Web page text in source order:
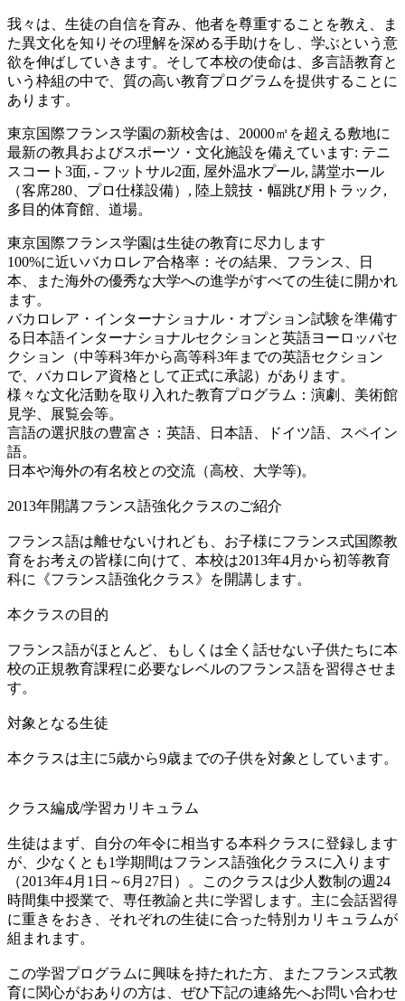
我々は、生徒の自信を育み、他者を尊重することを教え、ま
た異文化を知りその理解を深める手助けをし、学ぶという意
欲を伸ばしていきます。そして本校の使命は、多言語教育と
いう枠組の中で、質の高い教育プログラムを提供することに
あります。
東京国際フランス学園の新校舎は、20000㎡を超える敷地に
最新の教具およびスポーツ・文化施設を備えています: テニ
スコート3面, - フットサル2面, 屋外温水プール, 講堂ホール
（客席280、プロ仕様設備）, 陸上競技・幅跳び用トラック,
多目的体育館、道場。
東京国際フランス学園は生徒の教育に尽力します
100%に近いバカロレア合格率：その結果、フランス、日
本、また海外の優秀な大学への進学がすべての生徒に開かれ
ます。
バカロレア・インターナショナル・オプション試験を準備す
る日本語インターナショナルセクションと英語ヨーロッパセ
クション（中等科3年から高等科3年までの英語セクション
で、バカロレア資格として正式に承認）があります。
様々な文化活動を取り入れた教育プログラム：演劇、美術館
見学、展覧会等。
言語の選択肢の豊富さ：英語、日本語、ドイツ語、スペイン
語。
日本や海外の有名校との交流（高校、大学等)。
2013年開講フランス語強化クラスのご紹介
フランス語は離せないけれども、お子様にフランス式国際教
育をお考えの皆様に向けて、本校は2013年4月から初等教育
科に《フランス語強化クラス》を開講します。
本クラスの目的
フランス語がほとんど、もしくは全く話せない子供たちに本
校の正規教育課程に必要なレベルのフランス語を習得させま
す。
対象となる生徒
本クラスは主に5歳から9歳までの子供を対象としています。
クラス編成/学習カリキュラム
生徒はまず、自分の年令に相当する本科クラスに登録します
が、少なくとも1学期間はフランス語強化クラスに入ります
（2013年4月1日～6月27日）。このクラスは少人数制の週24
時間集中授業で、専任教諭と共に学習します。主に会話習得
に重きをおき、それぞれの生徒に合った特別カリキュラムが
組まれます。
この学習プログラムに興味を持たれた方、またフランス式教
育に関心がおありの方は、ぜひ下記の連絡先へお問い合わせ